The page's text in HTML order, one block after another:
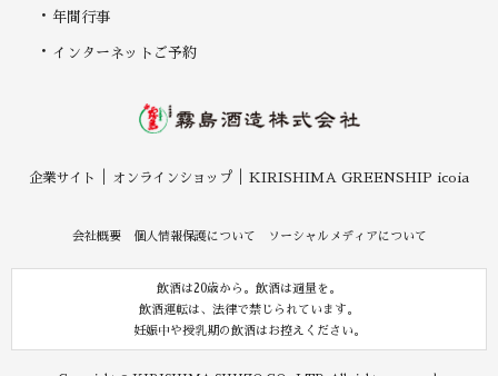
年間行事
インターネットご予約
企業サイト オンラインショップ KIRISHIMA GREENSHIP icoia
会社概要 個人情報保護について ソーシャルメディアについて
飲酒は20歳から。飲酒は適量を。
飲酒運転は、法律で禁じられています。
妊娠中や授乳期の飲酒はお控えください。